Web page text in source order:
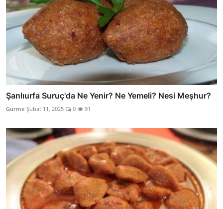
Şanlıurfa Suruç'da Ne Yenir? Ne Yemeli? Nesi Meşhur?
Gurme Şubat 11, 2025 0 91